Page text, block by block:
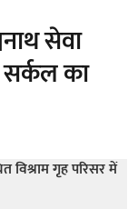
सेवा
सर्कल का